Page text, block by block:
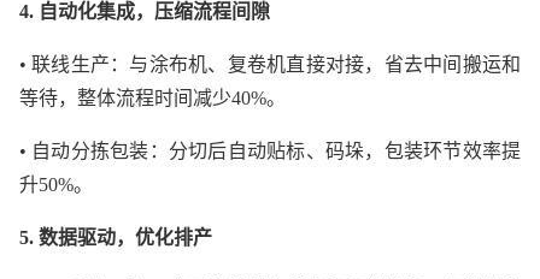
4. 自动化集成，压缩流程间隙
• 联线生产：与涂布机、复卷机直接对接，省去中间搬运和
等待，整体流程时间减少40%。
• 自动分拣包装：分切后自动贴标、码垛，包装环节效率提
升50%。
5. 数据驱动，优化排产